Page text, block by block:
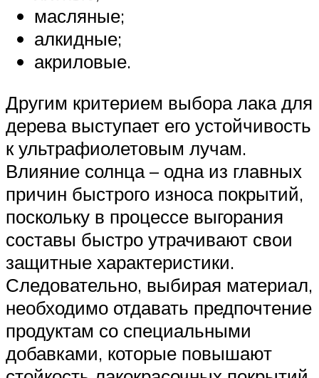
масляные;
алкидные;
акриловые.
Другим критерием выбора лака для
дерева выступает его устойчивость
к ультрафиолетовым лучам.
Влияние солнца – одна из главных
причин быстрого износа покрытий,
поскольку в процессе выгорания
составы быстро утрачивают свои
защитные характеристики.
Следовательно, выбирая материал,
необходимо отдавать предпочтение
продуктам со специальными
добавками, которые повышают